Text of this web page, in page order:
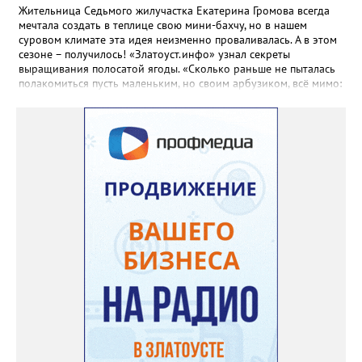
Жительница Седьмого жилучастка Екатерина Громова всегда
мечтала создать в теплице свою мини-бахчу, но в нашем
суровом климате эта идея неизменно проваливалась. А в этом
сезоне – получилось! «Златоуст.инфо» узнал секреты
выращивания полосатой ягоды. «Сколько раньше не пыталась
полакомиться пусть маленьким, но своим арбузиком, всё мимо:
«Златоуст.инфо» садовод. – В этом году посадила сорт так
называемых северных арбузов – «Юлия», а также «Коккоро»
(он жёлтый и, говорят, очень сладкий). Вот уже первый на пару
кило вызрел. Чтобы не оборвал плеть, подвешиваю своих
полосатиков в сетках из-под овощей или авоськах,
подкармливаю. Не терпится попробовать!». Опытные
бахчеводы из южных регионов в соцсетях посоветовали нашей
землячке: арбуз будет созревшим не раньше, чем с его кожуры
пропадет матовость (станет глянцевым). По срокам опыления
норма зрелости для «Коккоро» - не менее 42 дней от завязи
размером с грецкий орех. Екатерина выяснила у знающих
людей и причину своих неудач – её сеянцы не опылялись, и это
нужно было делать самостоятельно. «Мужской» цветочек для
этого прикладывают к «женскому» - тычинку к пестику. Фото:
Екатерина Громова, специально для «Златоуст.инфо».
Обсуждение новости здесь
ВКОНТАКТЕ https://vk.com/newszlatoust74